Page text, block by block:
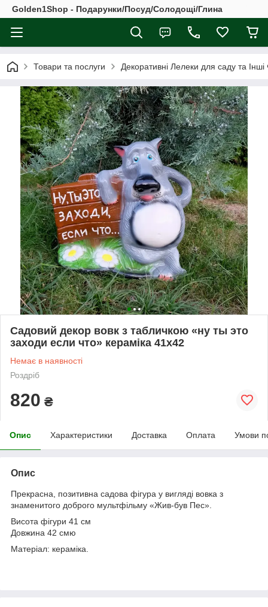
Golden1Shop - Подарунки/Посуд/Солодощі/Глина
Товари та послуги Декоративні Лелеки для саду та Інші
Садовий декор вовк з табличкою «ну ты это
заходи если что» кераміка 41х42
Немає в наявності
Роздріб
820 ₴
Опис Характеристики Доставка Оплата Умови
Опис
Прекрасна, позитивна садова фігура у вигляді вовка з
знаменитого доброго мультфільму «Жив-був Пес».
Висота фігури 41 см
Довжина 42 смю
Матеріал: кераміка.